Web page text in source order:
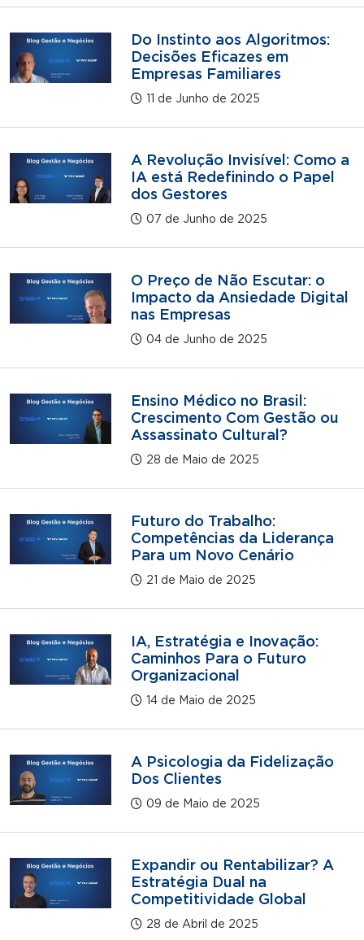
Do Instinto aos Algoritmos:
Decisões Eficazes em
Empresas Familiares
11 de Junho de 2025
A Revolução Invisível: Como a
IA está Redefinindo o Papel
dos Gestores
07 de Junho de 2025
O Preço de Não Escutar: o
Impacto da Ansiedade Digital
nas Empresas
04 de Junho de 2025
Ensino Médico no Brasil:
Crescimento Com Gestão ou
Assassinato Cultural?
28 de Maio de 2025
Futuro do Trabalho:
Competências da Liderança
Para um Novo Cenário
21 de Maio de 2025
IA, Estratégia e Inovação:
Caminhos Para o Futuro
Organizacional
14 de Maio de 2025
A Psicologia da Fidelização
Dos Clientes
09 de Maio de 2025
Expandir ou Rentabilizar? A
Estratégia Dual na
Competitividade Global
28 de Abril de 2025